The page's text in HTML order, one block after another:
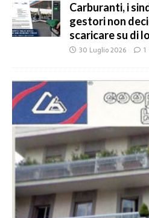
Carburanti, i
gestori non
scaricare su di
30 Luglio 2026 1